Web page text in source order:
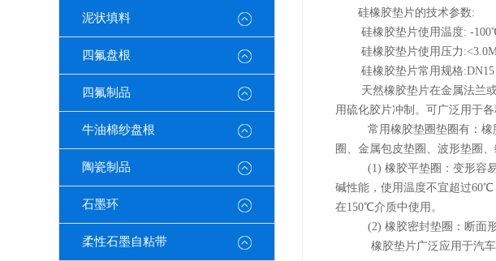
泥状填料
四氟盘根
四氟制品
牛油棉纱盘根
陶瓷制品
石墨环
柔性石墨自粘带
硅橡胶垫片的技术参数:
硅橡胶垫片使用温度: -
硅橡胶垫片使用压力
硅橡胶垫片常用规格:DN15
天然橡胶垫片在金属法兰
用硫化胶片冲制。可广泛用于
常用橡胶垫圈垫圈有：橡
圈、金属包皮垫圈、波形垫圈、
(1) 橡胶平垫圈：变形容
碱性能，使用温度不宜超过
在150℃介质中使用。
(2) 橡胶密封垫圈：断面
橡胶垫片广泛应用于汽车